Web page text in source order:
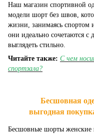
Наш магазин спортивной
модели шорт без швов,
жизни, занимаясь спортом
они идеально сочетаются
выглядеть стильно.
Читайте также: С чем
спортзала?
Бесшовная
выгодная
Бесшовные шорты женские